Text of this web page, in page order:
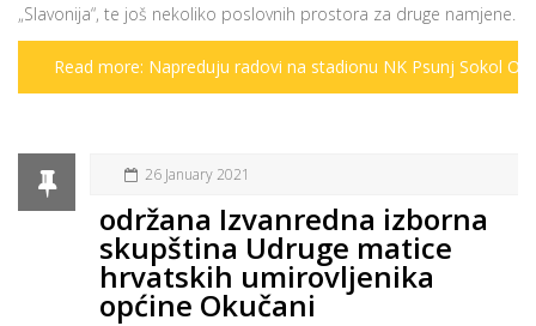
„Slavonija“, te još nekoliko poslovnih prostora za druge namjene.
Read more: Napreduju radovi na stadionu NK Psunj Sokol
26 January 2021
održana Izvanredna izborna
skupština Udruge matice
hrvatskih umirovljenika
općine Okučani